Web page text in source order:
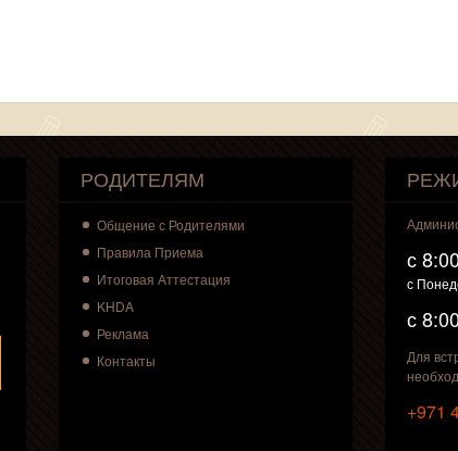
РОДИТЕЛЯМ
Общение с Родителями
Правила Приема
Итоговая Аттестация
KHDA
Реклама
Контакты
с
с
с
Для
+971